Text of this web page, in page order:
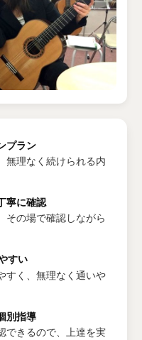
プラン
無理なく続けられる内
寧に確認
その場で確認しながら
すい
すく、無理なく通いや
別指導
できるので、上達を実